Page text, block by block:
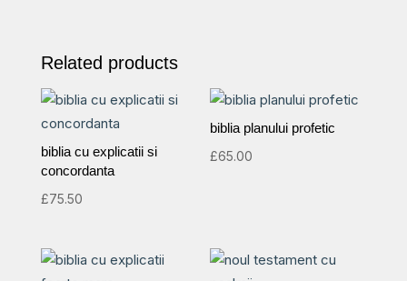
Related products
biblia cu explicatii si
concordanta
£75.50
biblia planului profetic
£65.00